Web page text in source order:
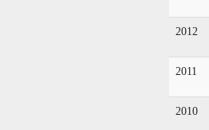
2012
2011
2010